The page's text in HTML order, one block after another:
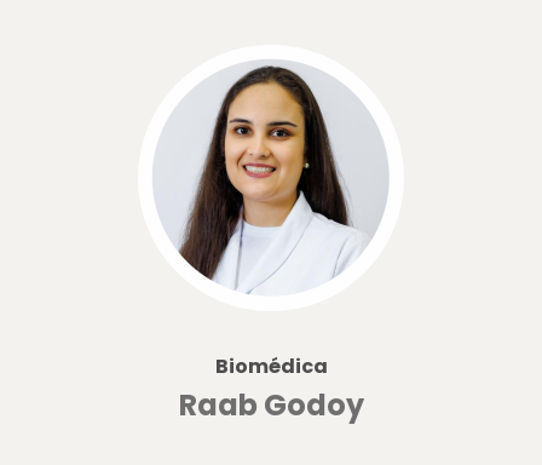
Biomédica
Raab Godoy